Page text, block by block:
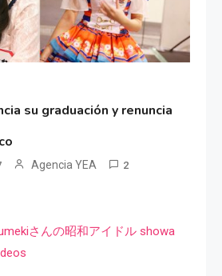
su graduación y renuncia
Agencia YEA 2
さんの昭和アイドル showa